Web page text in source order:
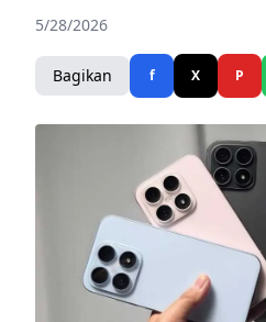
5/28/2026
Bagikan f X P